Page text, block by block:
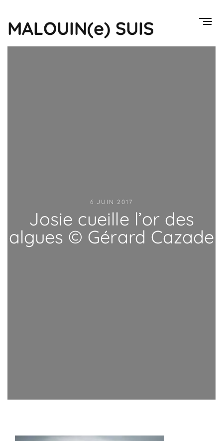
MALOUIN(e) SUIS
6 JUIN 2017
Josie cueille l’or des
algues © Gérard Cazade